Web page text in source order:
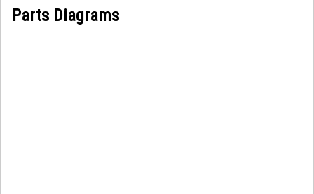
Parts Diagrams